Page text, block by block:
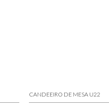
CANDEEIRO DE MESA U22